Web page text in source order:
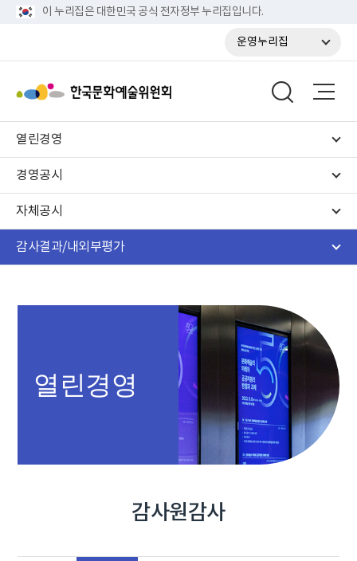
이 누리집은 대한민국 공식 전자정부 누리집입니다.
운영누리집
열린경영
경영공시
자체공시
감사결과/내외부평가
열린경영
감사원감사